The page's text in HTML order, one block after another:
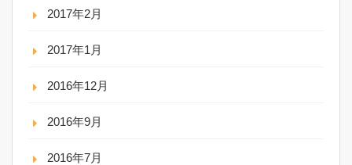
2017年2月
2017年1月
2016年12月
2016年9月
2016年7月